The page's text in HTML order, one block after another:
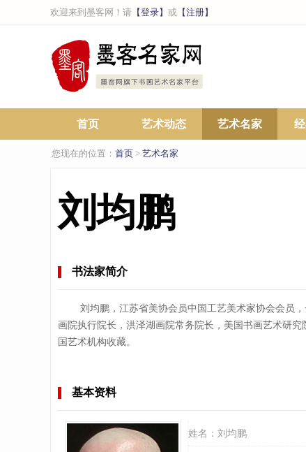
欢迎来到墨客网！请 【登录】 或 【注册】
首页 艺术动态 艺术名家
您现在的位置： 首页 > 艺术名家
刘均鹏
书法家简介
刘均鹏，江苏省美协会员中国工艺美术家协会会员
画院执行院长，洪泽湖画院常务院长，美国书画艺术研
国艺术机构收藏。
基本资料
姓名： 刘均鹏